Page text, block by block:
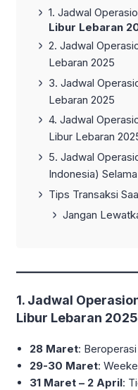
1. Jadwal
Libur Lebaran
2. Jadwal
Lebaran 2025
3. Jadwal
Lebaran 2025
4. Jadwal
Libur Lebaran
5. Jadwal
Indonesia)
Tips Transaksi
Jangan
1. Jadwal
Libur Lebaran 2025
28 Maret:
29-30 Maret:
31 Maret – 2 April: